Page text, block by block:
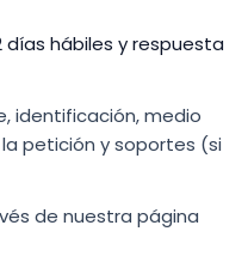
días hábiles y respuesta
identificación, medio
petición y soportes (si
de nuestra página